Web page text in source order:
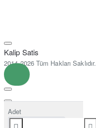
Adet
Kalip Satis
2014-2026 Tüm Hakları Saklıdır.